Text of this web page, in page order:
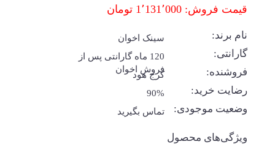
قیمت فروش: 1٬131٬000 تومان
نام برند: سینک اخوان
گارانتی:
120 ماه گارانتی پس از
فروش اخوان
فروشنده: کرج هود
رضایت خرید: 90%
وضعیت موجودی: تماس بگیرید
ویژگی‌های محصول